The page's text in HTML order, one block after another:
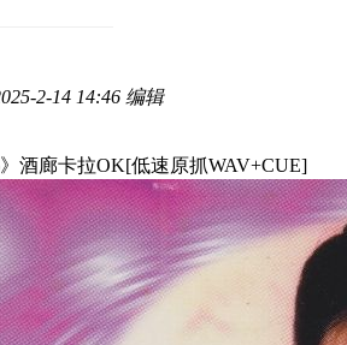
示全部楼层 /阅读模式
2-14 14:46 编辑
酒廊卡拉OK[低速原抓WAV+CUE]